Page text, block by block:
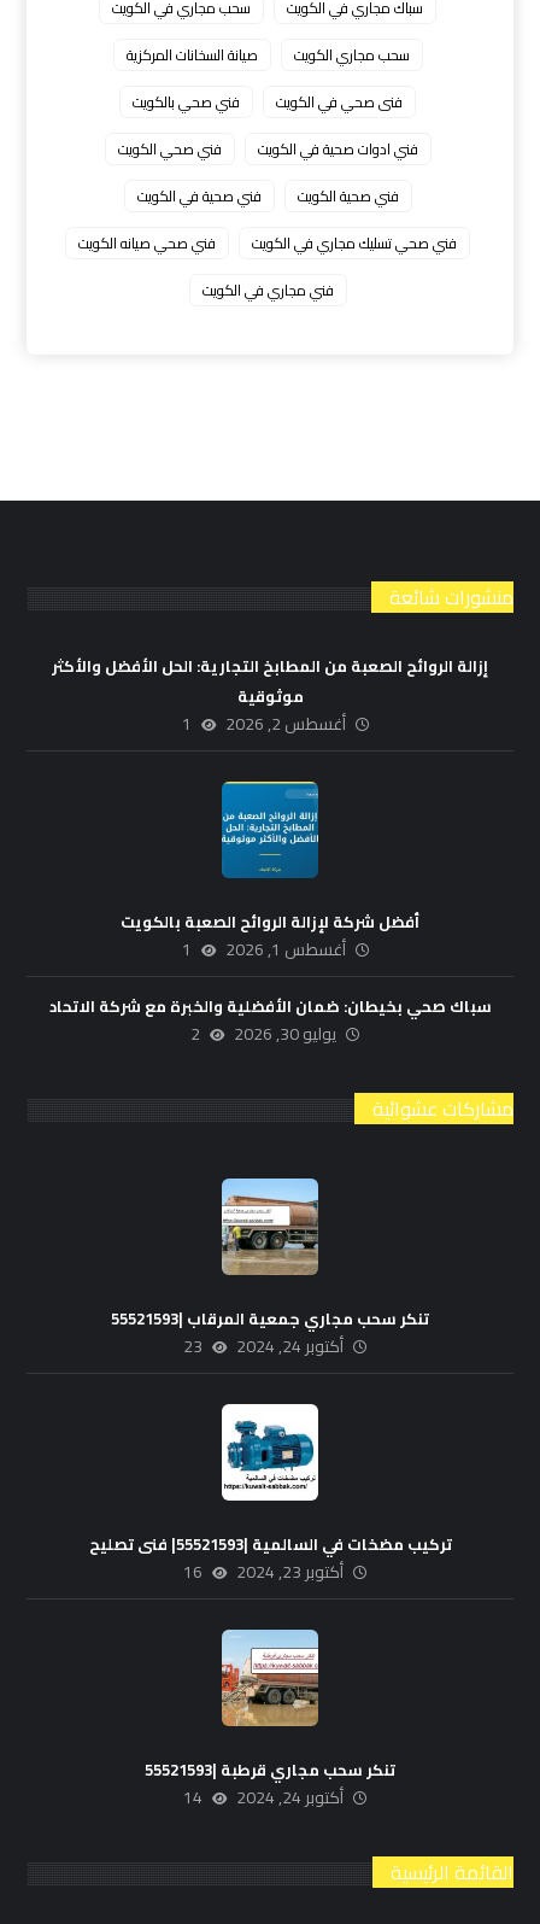
سباك مجاري في الكويت
سحب مجاري في الكويت
سحب مجاري الكويت
صيانة السخانات المركزية
فنى صحي في الكويت
فني صحي بالكويت
فني ادوات صحية في الكويت
فني صحي الكويت
فني صحية الكويت
فني صحية في الكويت
فني صحي تسليك مجاري في الكويت
فني صحي صيانه الكويت
فني مجاري في الكويت
منشورات شائعة
إزالة الروائح الصعبة من المطابخ التجارية: الحل الأفضل والأكثر
موثوقية
أغسطس 2, 2026 1
أفضل شركة لإزالة الروائح الصعبة بالكويت
أغسطس 1, 2026 1
سباك صحي بخيطان: ضمان الأفضلية والخبرة مع شركة الاتحاد
يوليو 30, 2026 2
مشاركات عشوائية
تنكر سحب مجاري جمعية المرقاب |55521593
أكتوبر 24, 2024 23
تركيب مضخات في السالمية |55521593| فنى تصليح
أكتوبر 23, 2024 16
تنكر سحب مجاري قرطبة |55521593
أكتوبر 24, 2024 14
القائمة الرئيسية